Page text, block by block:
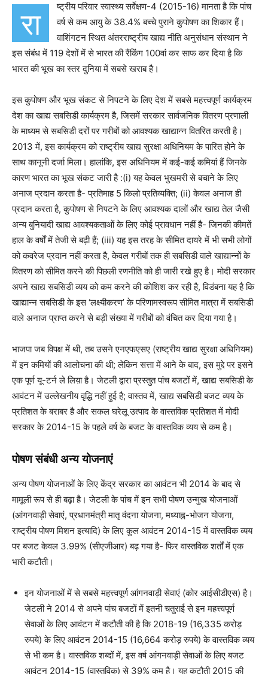
रा
ष्ट्रीय परिवार स्वास्थ्य सर्वेक्षण-4 (2015-16) मानता है कि पांच
वर्ष से कम आयु के 38.4% बच्चे पुराने कुपोषण का शिकार हैं।
वाशिंगटन स्थित अंतरराष्ट्रीय खाद्य नीति अनुसंधान संस्थान ने
इस संबंध में 119 देशों में से भारत की रैंकिंग 100वां कर साफ कर दिया है कि
भारत की भूख का स्तर दुनिया में सबसे खराब है।
इस कुपोषण और भूख संकट से निपटने के लिए देश में सबसे महत्त्वपूर्ण कार्यक्रम
देश का खाद्य सबसिडी कार्यक्रम है, जिसमें सरकार सार्वजनिक वितरण प्रणाली
के माध्यम से सबसिडी दरों पर गरीबों को आवश्यक खाद्यान्न वितरित करती है।
2013 में, इस कार्यक्रम को राष्ट्रीय खाद्य सुरक्षा अधिनियम के पारित होने के
साथ कानूनी दर्जा मिला। हालांकि, इस अधिनियम में कई-कई कमियां हैं जिनके
कारण भारत का भूख संकट जारी है:(i) यह केवल भुखमरी से बचाने के लिए
अनाज प्रदान करता है- प्रतिमाह 5 किलो प्रतिव्यक्ति; (ii) केवल अनाज ही
प्रदान करता है, कुपोषण से निपटने के लिए आवश्यक दालों और खाद्य तेल जैसी
अन्य बुनियादी खाद्य आवश्यकताओं के लिए कोई प्रावधान नहीं है- जिनकी कीमतें
हाल के वर्षों में तेजी से बढ़ी हैं; (iii) यह इस तरह के सीमित दायरे में भी सभी लोगों
को कवरेज प्रदान नहीं करता है, केवल गरीबों तक ही सबसिडी वाले खाद्यान्नों के
वितरण को सीमित करने की पिछली रणनीति को ही जारी रखे हुए है। मोदी सरकार
अपने खाद्य सबसिडी व्यय को कम करने की कोशिश कर रही है, विडंबना यह है कि
खाद्यान्न सबसिडी के इस‘लक्ष्यीकरण’के परिणामस्वरूप सीमित मात्रा में सबसिडी
वाले अनाज प्राप्त करने सेबड़ी संख्या में गरीबों को वंचित कर दिया गया है।
भाजपा जब विपक्ष में थी, तब उसने एनएफएसए (राष्ट्रीय खाद्य सुरक्षा अधिनियम)
में इन कमियों की आलोचना की थी; लेकिन सत्ता में आने के बाद, इस मुद्दे पर इसने
एक पूर्ण यू-टर्न ले लिय़ा है। जेटली द्वारा प्रस्तुत पांच बजटों में, खाद्य सबसिडी के
आवंटन में उल्लेखनीय वृद्धि नहीं हुई है; वास्तव में, खाद्य सबसिडी बजट व्यय के
प्रतिशत के बराबर है और सकल घरेलू उत्पाद के वास्तविक प्रतिशत में मोदी
सरकार के 2014-15 के पहले वर्ष के बजट के वास्तविक व्यय से कम है।
पोषण संबंधी अन्य योजनाएं
अन्य पोषण योजनाओं के लिए केंद्र सरकार का आवंटन भी 2014 के बाद से
मामूली रूप से ही बढ़ा है। जेटली के पांच में इन सभी पोषण उन्मुख योजनाओं
(आंगनवाड़ी सेवाएं, प्रधानमंत्री मातृ वंदना योजना, मध्याह्न-भोजन योजना,
राष्ट्रीय पोषण मिशन इत्यादि) के लिए कुल आवंटन 2014-15 में वास्तविक व्यय
पर बजट केवल 3.99% (सीएजीआर) बढ़ गया है- फिर वास्तविक शर्तों में एक
भारी कटौती।
इन योजनाओं में से सबसे महत्त्वपूर्ण आंगनवाड़ी सेवाएं (कोर आईसीडीएस) है।
जेटली ने 2014 से अपने पांच बजटों में इतनी चतुराई से इन महत्त्वपूर्ण
सेवाओं के लिए आवंटन में कटौती की है कि 2018-19 (16,335 करोड़
रुपये) के लिए आवंटन 2014-15 (16,664 करोड़ रुपये) के वास्तविक व्यय
से भी कम है। वास्तविक शब्दों में, इस वर्ष आंगनवाड़ी सेवाओं के लिए बजट
आवंटन 2014-15 (वास्तविक) से 39% कम है। यह कटौती 2015 की